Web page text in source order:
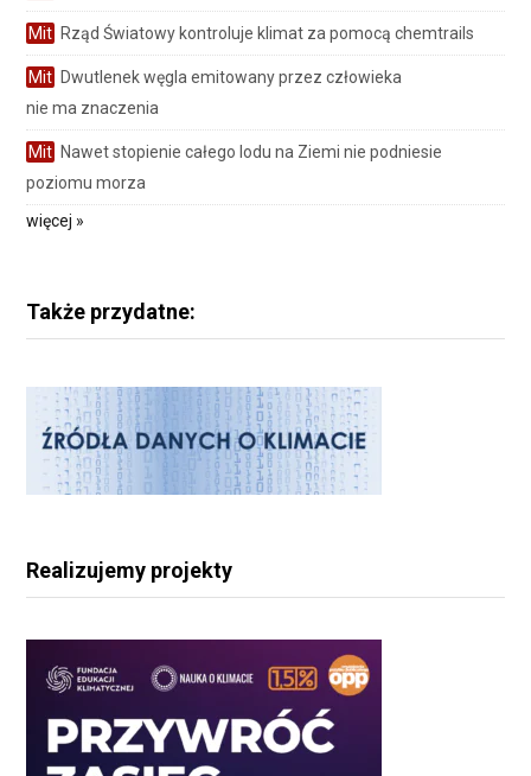
Mit Rząd Światowy kontroluje klimat za pomocą chemtrails
Mit Dwutlenek węgla emitowany przez człowieka
nie ma znaczenia
Mit Nawet stopienie całego lodu na Ziemi nie podniesie
poziomu morza
więcej »
Także przydatne:
Realizujemy projekty